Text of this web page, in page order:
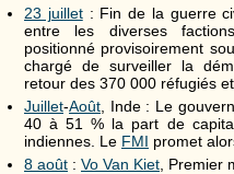
23 juillet: Fin de la guerre
entre les diverses
positionné provisoirement
chargé de surveiller la
retour des 370 000 réfugiés
Juillet-Août , Inde : Le
40 à 51 % la part de
indiennes. Le FMI promet
8 août : Vo Van Kiet , Premier